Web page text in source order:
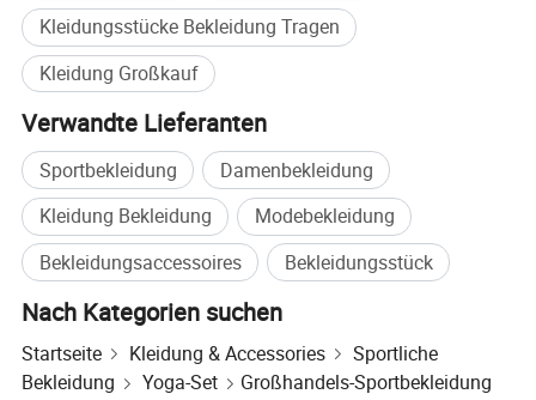
1.die oben genannten Daten werden alle manuell gemessen, es ist
2.The oben genannten Daten wird empfohlen, auf der
durchschnittlichen Körperform, die für die meisten Menschen
geeignet ist, basieren.
3.If Sie irgendwelche Fragen haben, konsultieren Sie bitte Online-
Kundendienst.
Waschanleitung:
Kleidungsstücke Bekleidung Tragen
Kleidung Großkauf
Verwandte Lieferanten
Sportbekleidung
Damenbekleidung
Kleidung Bekleidung
Modebekleidung
Bekleidungsaccessoires
Bekleidungsstück
Nach Kategorien suchen
Startseite Kleidung & Accessories
Sportliche
Bekleidung
Yoga-Set
Großhandels-Sportbekleidung